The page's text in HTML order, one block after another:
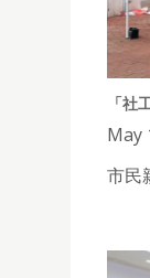
「社
May
市民